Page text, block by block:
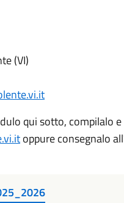
(VI)
qui sotto, compilalo
oppure consegnalo